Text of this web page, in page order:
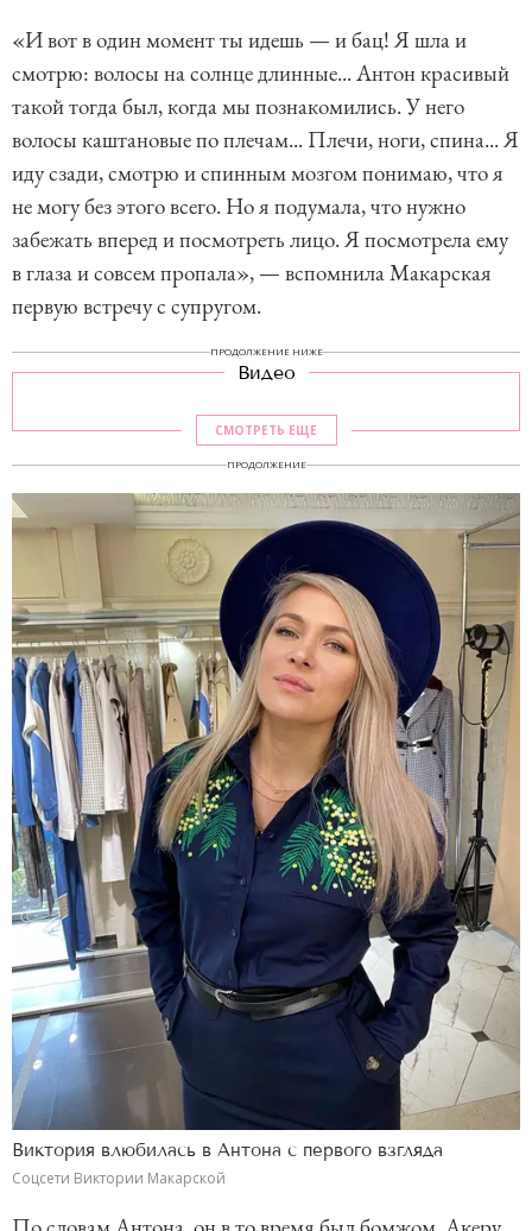
«И вот в один момент ты идешь — и бац! Я шла и
смотрю: волосы на солнце длинные... Антон красивый
такой тогда был, когда мы познакомились. У него
волосы каштановые по плечам... Плечи, ноги, спина... Я
иду сзади, смотрю и спинным мозгом понимаю, что я
не могу без этого всего. Но я подумала, что нужно
забежать вперед и посмотреть лицо. Я посмотрела ему
в глаза и совсем пропала», — вспомнила Макарская
первую встречу с супругом.
ПРОДОЛЖЕНИЕ НИЖЕ
Видео
СМОТРЕТЬ ЕЩЕ
ПРОДОЛЖЕНИЕ
Виктория влюбилась в Антона с первого взгляда
Соцсети Виктории Макарской